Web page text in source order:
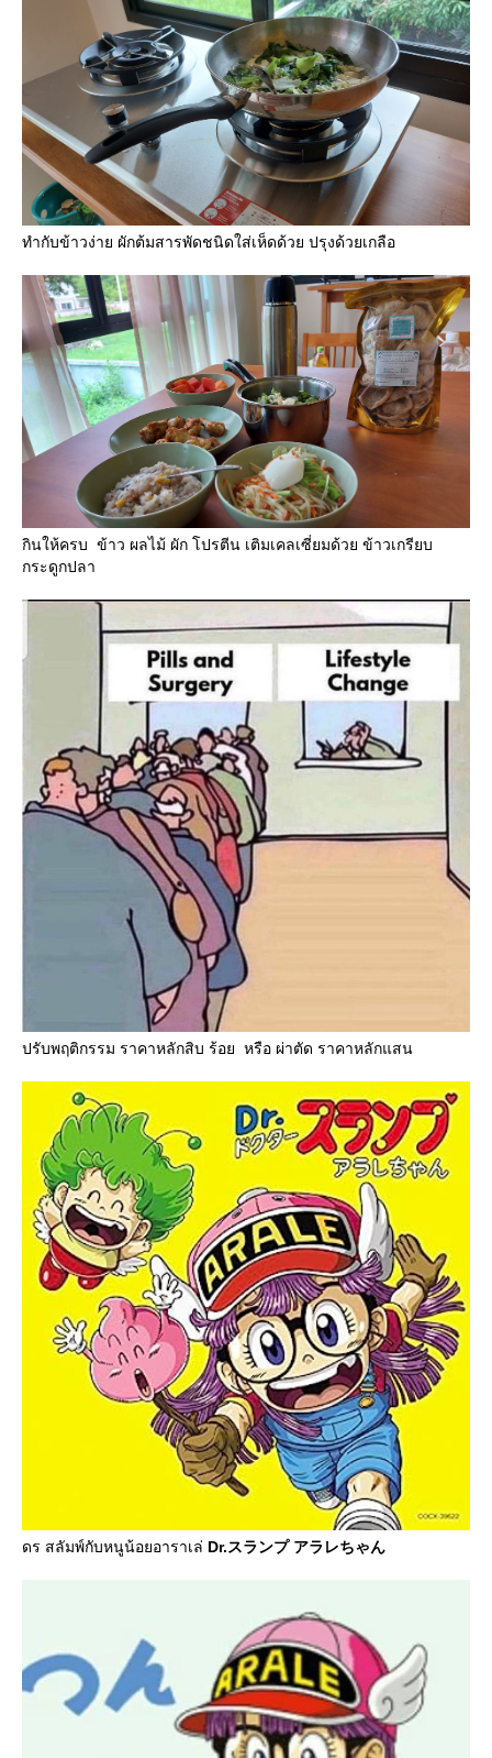
ทำกับข้าวง่าย ผักต้มสารพัดชนิดใส่เห็ดด้วย ปรุงด้วยเกลือ
กินให้ครบ ข้าว ผลไม้ ผัก โปรตีน เติมเคลเซี่ยมด้วย ข้าวเกรียบ
กระดูกปลา
ปรับพฤติกรรม ราคาหลักสิบ ร้อย หรือ ผ่าตัด ราคาหลักแสน
ดร สลัมพ์กับหนูน้อยอาราเล่ Dr.スランプ アラレちゃん